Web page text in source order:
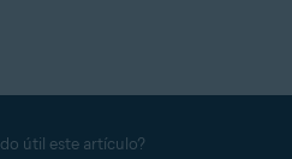
útil este artículo?